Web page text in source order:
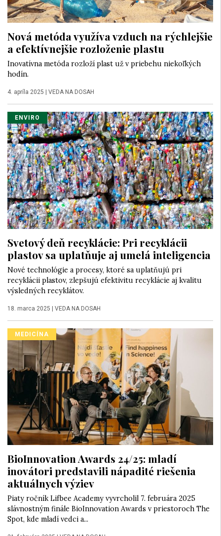
Nová metóda využíva vzduch na rýchlejšie
a efektívnejšie rozloženie plastu
Inovatívna metóda rozloží plast už v priebehu niekoľkých
hodín.
4. apríla 2025 VEDA NA DOSAH
ENVIRO
Svetový deň recyklácie: Pri recyklácii
plastov sa uplatňuje aj umelá inteligencia
Nové technológie a procesy, ktoré sa uplatňujú pri
recyklácii plastov, zlepšujú efektivitu recyklácie aj kvalitu
výsledných recyklátov.
18. marca 2025 | VEDA NA DOSAH
MEDICÍNA
BioInnovation Awards 24/25: mladí
inovátori predstavili nápadité riešenia
aktuálnych výziev
Piaty ročník Lifbee Academy vyvrcholil 7. februára 2025
slávnostným finále BioInnovation Awards v priestoroch The
Spot, kde mladí vedci a...